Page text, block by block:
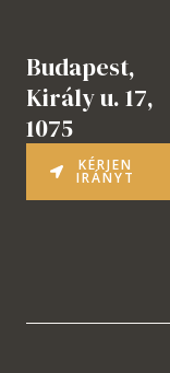
Budapest,
Király u. 17,
1075
KÉRJEN
IRÁNYT